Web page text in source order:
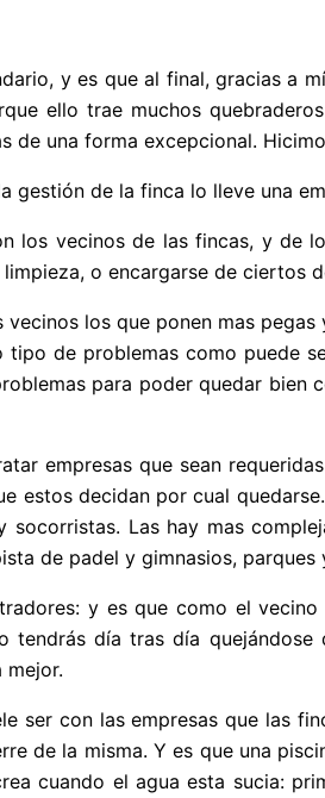
y es que al final, gracias a
ello trae muchos
de una forma excepcional.
gestión de la finca lo lleve una
los vecinos de las fincas, y de
o encargarse de ciertos
los que ponen mas
de problemas como puede
para poder quedar
empresas que sean
decidan por cual
Las hay mas
de padel y gimnasios,
y es que como el
día tras día
mejor.
ser con las empresas que las
de la misma. Y es que una
cuando el agua esta sucia: